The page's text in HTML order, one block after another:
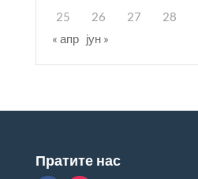
25
26 27 28
« апр јун »
Пратите нас